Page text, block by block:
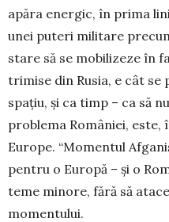
apăra energic, în prima
unei puteri militare
stare să se mobilizeze în
trimise din Rusia, e cât se
spațiu, și ca timp – ca să
problema României,
Europe. “Mo­men­tul
pentru o Eu­ropă – și o
teme mi­nore, fără să
momen­tului.